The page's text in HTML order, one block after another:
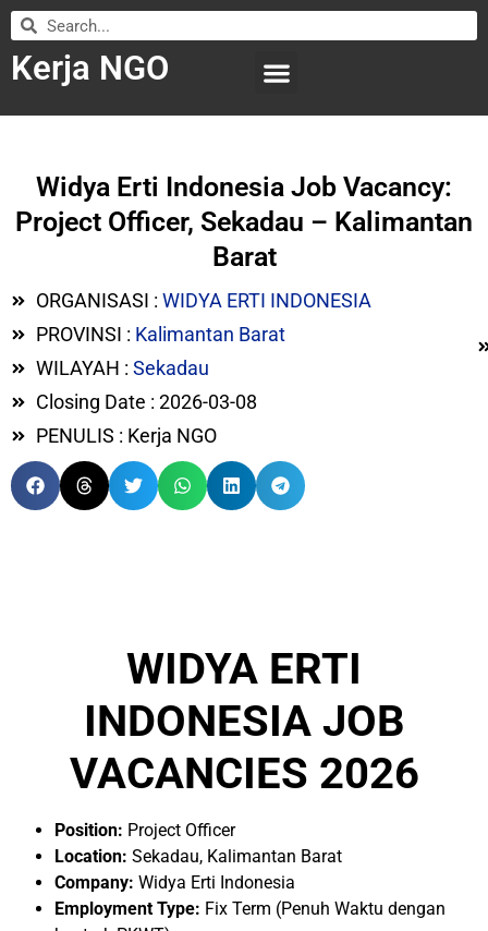
Kerja NGO
Widya Erti Indonesia Job Vacancy:
Project Officer, Sekadau – Kalimantan
Barat
ORGANISASI : WIDYA ERTI INDONESIA
PROVINSI : Kalimantan Barat
WILAYAH : Sekadau
Closing Date : 2026-03-08
PENULIS : Kerja NGO
WIDYA ERTI
INDONESIA JOB
VACANCIES 2026
Position: Project Officer
Location: Sekadau, Kalimantan Barat
Company: Widya Erti Indonesia
Employment Type: Fix Term (Penuh Waktu dengan